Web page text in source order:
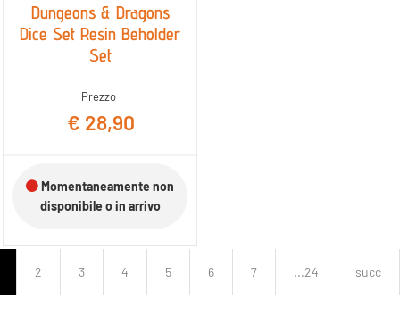
Dungeons & Dragons
Dice Set Resin Beholder
Set
Prezzo
€ 28,90
Momentaneamente non
disponibile o in arrivo
2 3 4 5 6 7 ...24 succ